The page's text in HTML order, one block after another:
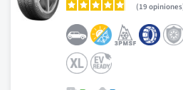
19 opiniones